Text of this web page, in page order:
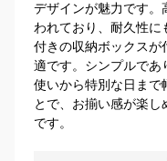
デザインが魅力です。
われており、耐久性に
付きの収納ボックスが
適です。シンプルであ
使いから特別な日まで
とで、お揃い感が楽し
です。